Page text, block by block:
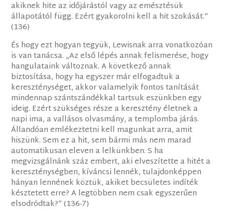
akiknek hite az időjárástól vagy az emésztésük
állapotától függ. Ezért gyakorolni kell a hit szokását.”
(136)
És hogy ezt hogyan tegyük, Lewisnak arra vonatkozóan
is van tanácsa. „Az első lépés annak felismerése, hogy
hangulataink változnak. A következő annak
biztosítása, hogy ha egyszer már elfogadtuk a
kereszténységet, akkor valamelyik fontos tanítását
mindennap szántszándékkal tartsuk eszünkben egy
ideig. Ezért szükséges része a keresztény életnek a
napi ima, a vallásos olvasmány, a templomba járás.
Állandóan emlékeztetni kell magunkat arra, amit
hiszünk. Sem ez a hit, sem bármi más nem marad
automatikusan eleven a lelkünkben. S ha
megvizsgálnánk száz embert, aki elveszítette a hitét a
kereszténységben, kíváncsi lennék, tulajdonképpen
hányan lennének köztük, akiket becsületes indíték
késztetett erre? A legtöbben nem csak egyszerűen
elsodródtak?” (136-7)